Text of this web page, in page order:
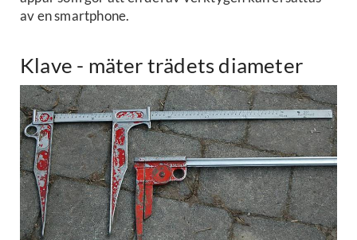
av en smartphone.
Klave - mäter trädets diameter